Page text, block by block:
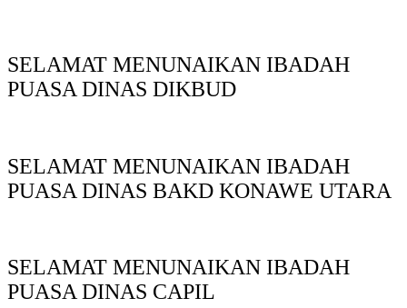
SELAMAT MENUNAIKAN IBADAH
PUASA DINAS DIKBUD
SELAMAT MENUNAIKAN IBADAH
PUASA DINAS BAKD KONAWE UTARA
SELAMAT MENUNAIKAN IBADAH
PUASA DINAS CAPIL